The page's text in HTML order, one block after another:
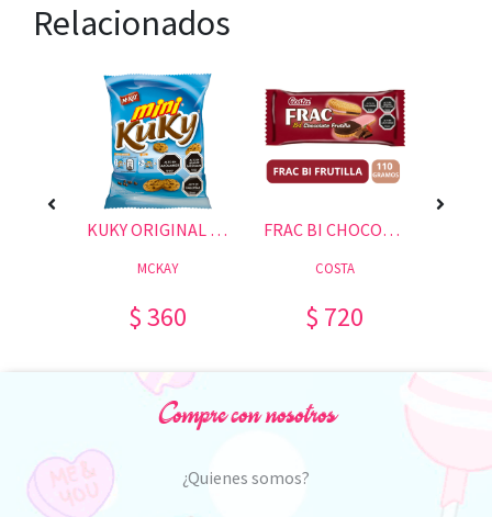
Relacionados
KUKY ORIGINAL MINI 40GR.
MCKAY
$ 360
FRAC BI CHOCOLATE FRUTILA 110 GR.
COSTA
$ 720
Compre con nosotros
¿Quienes somos?